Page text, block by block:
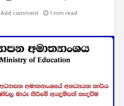
Add comment 1 min read